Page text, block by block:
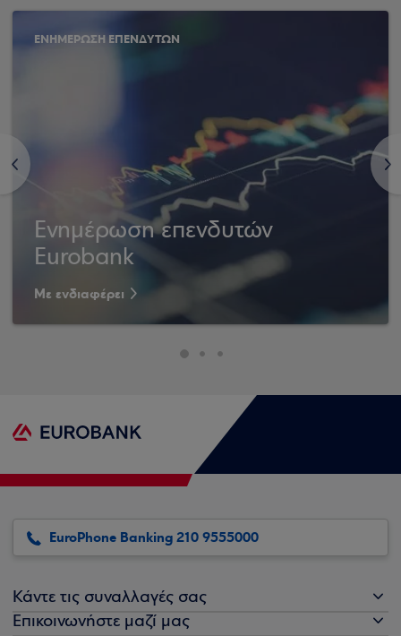
<
ΕΝΗΜΕΡΩΣΗ ΕΠΕΝΔΥΤΩΝ
Ενημέρωση επενδυτών
Eurobank
Με ενδιαφέρει
>
EuroPhone Banking 210 9555000
Κάντε τις συναλλαγές σας
Επικοινωνήστε μαζί μας